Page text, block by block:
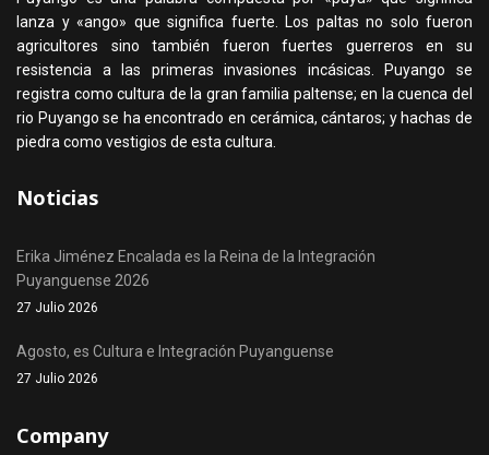
lanza y «ango» que significa fuerte. Los paltas no solo fueron
agricultores sino también fueron fuertes guerreros en su
resistencia a las primeras invasiones incásicas. Puyango se
registra como cultura de la gran familia paltense; en la cuenca del
rio Puyango se ha encontrado en cerámica, cántaros; y hachas de
piedra como vestigios de esta cultura.
Noticias
Erika Jiménez Encalada es la Reina de la Integración
Puyanguense 2026
27 Julio 2026
Agosto, es Cultura e Integración Puyanguense
27 Julio 2026
Company